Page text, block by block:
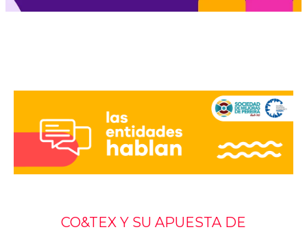
CO&TEX Y SU APUESTA DE